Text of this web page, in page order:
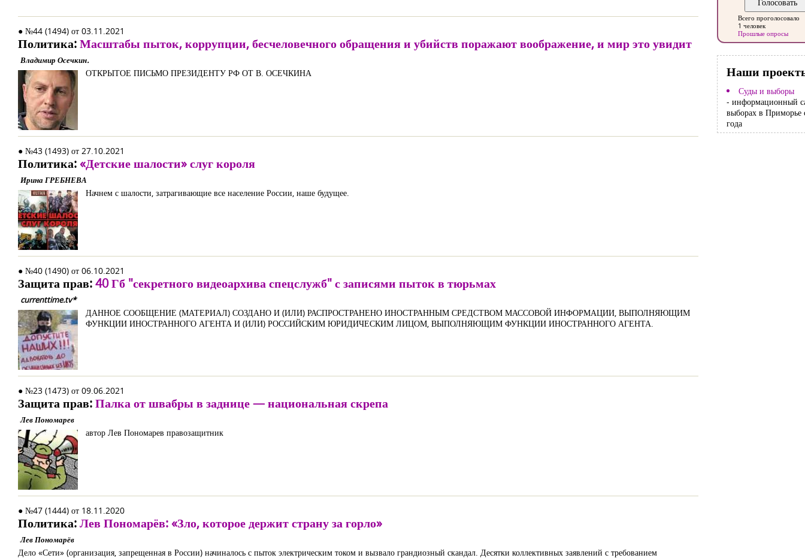
● №44 (1494) от 03.11.2021
Политика:Масштабы пыток, коррупции, бесчеловечного обращения и убийств поражают воображение, и мир это увидит
Владимир Осечкин.
ОТКРЫТОЕ ПИСЬМО ПРЕЗИДЕНТУ РФ ОТ В. ОСЕЧКИНА
● №43 (1493) от 27.10.2021
Политика:«Детские шалости» слуг короля
Ирина ГРЕБНЕВА
Начнем с шалости, затрагивающие все население России, наше будущее.
● №40 (1490) от 06.10.2021
Защита прав:40 Гб "секретного видеоархива спецслужб" с записями пыток в тюрьмах
currenttime.tv*
ДАННОЕ СООБЩЕНИЕ (МАТЕРИАЛ) СОЗДАНО И (ИЛИ) РАСПРОСТРАНЕНО ИНОСТРАННЫМ СРЕДСТВОМ МАССОВОЙ ИНФОРМАЦИИ, ВЫПОЛНЯЮЩИМ
ФУНКЦИИ ИНОСТРАННОГО АГЕНТА И (ИЛИ) РОССИЙСКИМ ЮРИДИЧЕСКИМ ЛИЦОМ, ВЫПОЛНЯЮЩИМ ФУНКЦИИ ИНОСТРАННОГО АГЕНТА.
● №23 (1473) от 09.06.2021
Защита прав:Палка от швабры в заднице — национальная скрепа
Лев Пономарев
автор Лев Пономарев правозащитник
● №47 (1444) от 18.11.2020
Политика:Лев Пономарёв: «Зло, которое держит страну за горло»
Лев Пономарёв
Дело «Сети» (организация, запрещенная в России) начиналось с пыток электрическим током и вызвало грандиозный скандал. Десятки коллективных заявлений с требованием
Всего проголосовало
1 человек
Прошлые опросы
Наши
Суды и выборы
- информационный
выборах в Приморье
года